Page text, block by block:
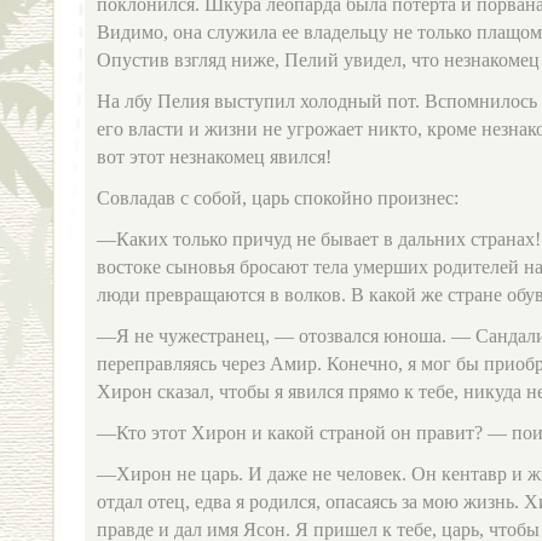
поклонился. Шкура леопарда была потерта и
Видимо, она служила ее владельцу не только
Опустив взгляд ниже, Пелий увидел, что
На лбу Пелия выступил холодный пот. Вспомнилось
его власти и жизни не угрожает никто, кроме
вот этот незнакомец явился!
Совладав с собой, царь спокойно произнес:
—Каких только причуд не бывает в дальних
востоке сыновья бросают тела умерших родителей
люди превращаются в волков. В какой же стране
—Я не чужестранец, — отозвался юноша. —
переправляясь через Амир. Конечно, я мог бы
Хирон сказал, чтобы я явился прямо к тебе, никуда
—Кто этот Хирон и какой страной он правит? —
—Хирон не царь. И даже не человек. Он кентавр и
отдал отец, едва я родился, опасаясь за мою жизнь.
правде и дал имя Ясон. Я пришел к тебе, царь, чтобы